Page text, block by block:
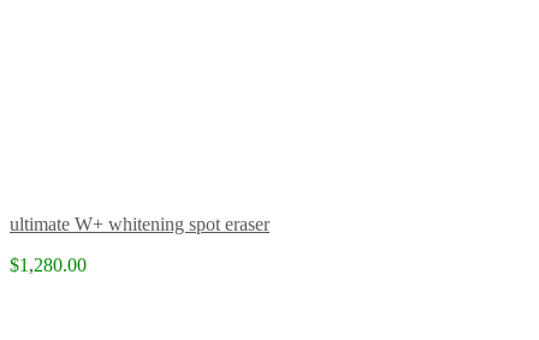
ultimate W+ whitening spot eraser
$1,280.00